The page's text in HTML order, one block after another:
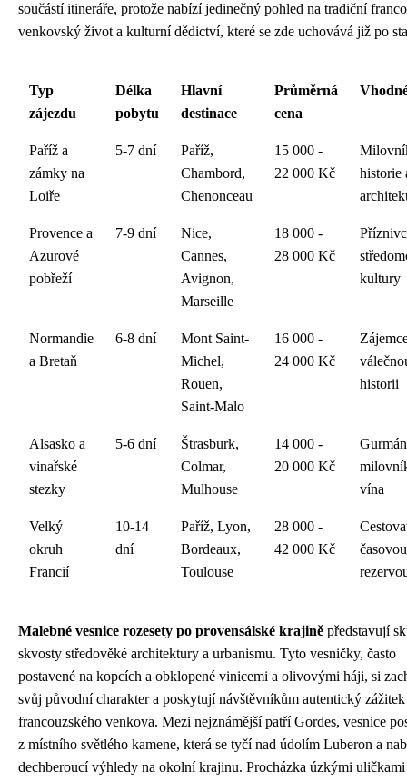
součástí itineráře, protože nabízí jedinečný pohled na tradiční
venkovský život a kulturní dědictví, které se zde uchovává již po
Typ
zájezdu
Délka
pobytu
Hlavní
destinace
Průměrná
cena
Paříž a
zámky na
Loiře
5-7 dní
Paříž,
Chambord,
Chenonceau
15 000 -
22 000 Kč
historie
Provence a
Azurové
pobřeží
7-9 dní
Nice,
Cannes,
Avignon,
Marseille
18 000 -
28 000 Kč
kultury
Normandie
a Bretaň
6-8 dní
Mont Saint-
Michel,
Rouen,
Saint-Malo
16 000 -
24 000 Kč
historii
Alsasko a
vinařské
stezky
5-6 dní
Štrasburk,
Colmar,
Mulhouse
14 000 -
20 000 Kč
vína
Velký
okruh
Francií
10-14
dní
Paříž, Lyon,
Bordeaux,
Toulouse
28 000 -
42 000 Kč
časovou
Malebné vesnice rozesety po provensálské krajině představují
skvosty středověké architektury a urbanismu. Tyto vesničky, často
postavené na kopcích a obklopené vinicemi a olivovými háji, si
svůj původní charakter a poskytují návštěvníkům autentický
francouzského venkova. Mezi nejznámější patří Gordes, vesnice
z místního světlého kamene, která se tyčí nad údolím Luberon a
dechberoucí výhledy na okolní krajinu. Procházka úzkými uličkami